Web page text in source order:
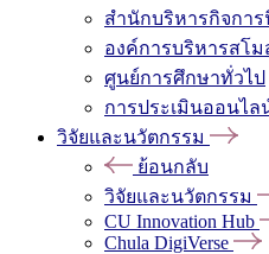
สำนักบริหารกิจกา
องค์การบริหารสโ
ศูนย์การศึกษาทั่วไป
การประเมินออนไล
วิจัยและนวัตกรรม
ย้อนกลับ
วิจัยและนวัตกรรม
CU Innovation Hub
Chula DigiVerse